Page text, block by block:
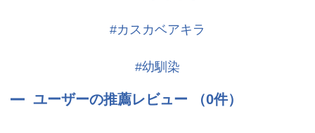
#カスカベアキラ
#幼馴染
ユーザーの推薦レビュー （0件）